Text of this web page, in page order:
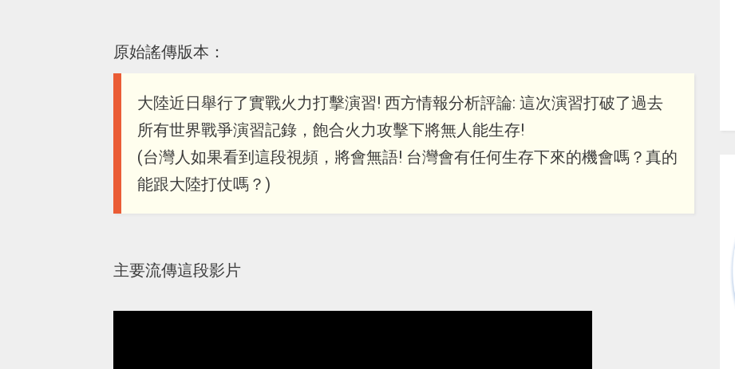
原始謠傳版本：
大陸近日舉行了實戰火力打擊演習! 西方情報分析評論: 這次演習打破了過去
所有世界戰爭演習記錄，飽合火力攻擊下將無人能生存!
(台灣人如果看到這段視頻，將會無語! 台灣會有任何生存下來的機會嗎？真的
能跟大陸打仗嗎？)
主要流傳這段影片